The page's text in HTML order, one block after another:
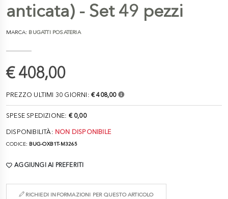
anticata) - Set 49 pezzi
MARCA: BUGATTI POSATERIA
€ 408,00
PREZZO ULTIMI 30 GIORNI: € 408,00
SPESE SPEDIZIONE: € 0,00
DISPONIBILITÀ: NON DISPONIBILE
CODICE: BUG-OXB1T-M3265
AGGIUNGI AI PREFERITI
RICHIEDI INFORMAZIONI PER QUESTO ARTICOLO